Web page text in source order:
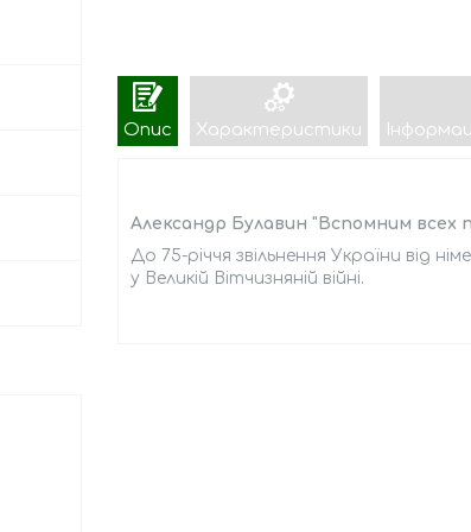
Опис Характеристики
Александр Булавин "Вспомним всех
До 75-річчя звільнення України від
у Великій Вітчизняній війні.